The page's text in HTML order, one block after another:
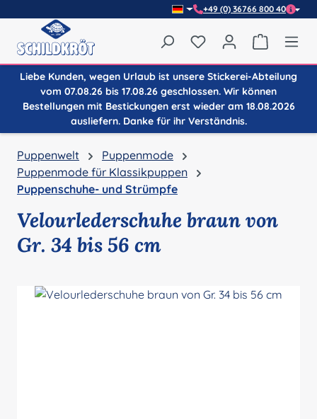
+49 (0) 36766 800 40
Du hast 0 Produkte
Liebe Kunden, wegen Urlaub ist unsere Stickerei-Abteilung
vom 07.08.26 bis 17.08.26 geschlossen. Wir können
Bestellungen mit Bestickungen erst wieder am 18.08.2026
ausliefern. Danke für ihr Verständnis.
Puppenwelt
Puppenmode
Puppenmode für Klassikpuppen
Puppenschuhe- und Strümpfe
Velourlederschuhe braun von
Gr. 34 bis 56 cm